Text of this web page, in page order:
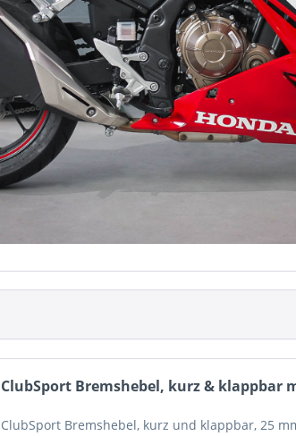
ClubSport Bremshebel, kurz & klappbar
ClubSport Bremshebel, kurz und klappbar, 25